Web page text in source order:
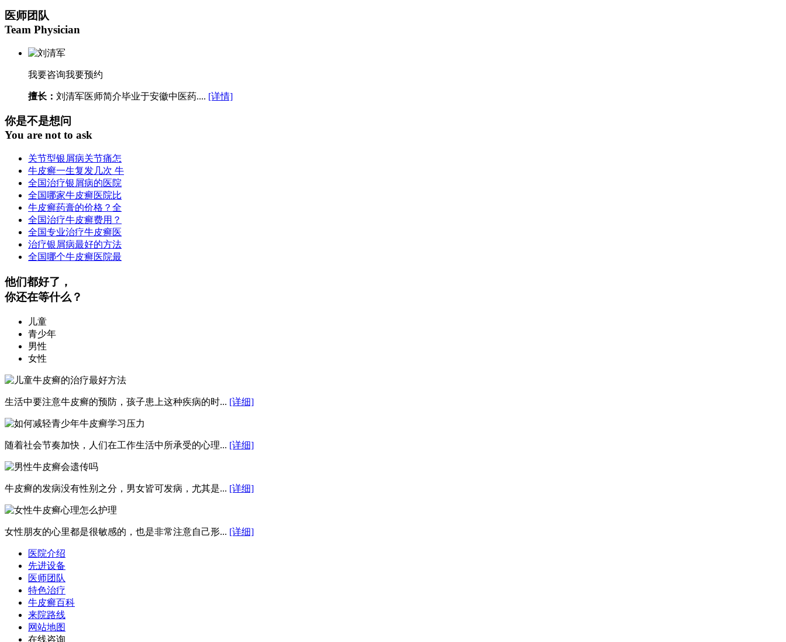
医师团队
Team Physician
我要咨询我要预约
擅长： 刘清军医师简介毕业于安徽中医药.... [详情]
你是不是想问
You are not to ask
关节型银屑病关节痛怎
牛皮癣一生复发几次 牛
全国治疗银屑病的医院
全国哪家牛皮癣医院比
牛皮癣药膏的价格？全
全国治疗牛皮癣费用？
全国专业治疗牛皮癣医
治疗银屑病最好的方法
全国哪个牛皮癣医院最
他们都好了，
你还在等什么？
儿童
青少年
男性
女性
生活中要注意牛皮癣的预防，孩子患上这种疾病的时... [详细]
随着社会节奏加快，人们在工作生活中所承受的心理... [详细]
牛皮癣的发病没有性别之分，男女皆可发病，尤其是... [详细]
女性朋友的心里都是很敏感的，也是非常注意自己形... [详细]
医院介绍
先进设备
医师团队
特色治疗
牛皮癣百科
来院路线
网站地图
在线咨询